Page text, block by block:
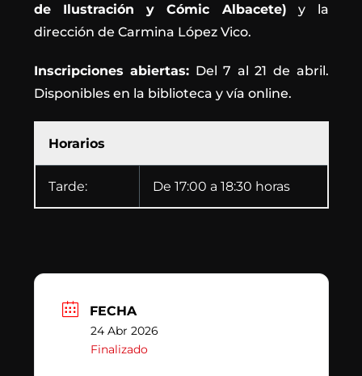
de Ilustración y Cómic Albacete) y la
dirección de Carmina López Vico.
Inscripciones abiertas: Del 7 al 21 de abril.
Disponibles en la biblioteca y vía online.
Horarios
Tarde: De 17:00 a 18:30 horas
FECHA
24 Abr 2026
Finalizado